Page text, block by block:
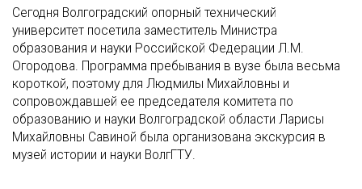
Сегодня Волгоградский опорный технический
университет посетила заместитель Министра
образования и науки Российской Федерации Л.М.
Огородова. Программа пребывания в вузе была весьма
короткой, поэтому для Людмилы Михайловны и
сопровождавшей ее председателя комитета по
образованию и науки Волгоградской области Ларисы
Михайловны Савиной была организована экскурсия в
музей истории и науки ВолгГТУ.